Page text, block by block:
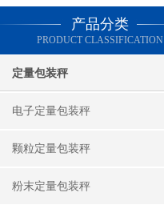
产品分类
PRODUCT CLASSIFICATION
定量包装秤
电子定量包装秤
颗粒定量包装秤
粉末定量包装秤